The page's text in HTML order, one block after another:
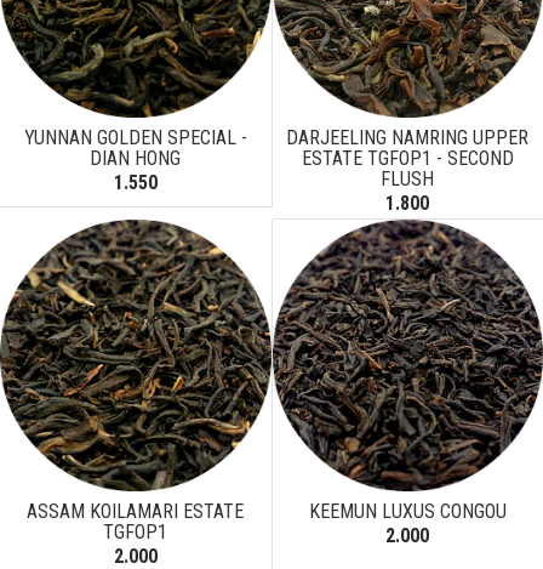
YUNNAN GOLDEN SPECIAL -
DIAN HONG
1.550
DARJEELING NAMRING UPPER
ESTATE TGFOP1 - SECOND
FLUSH
1.800
ASSAM KOILAMARI ESTATE
TGFOP1
2.000
KEEMUN LUXUS CONGOU
2.000